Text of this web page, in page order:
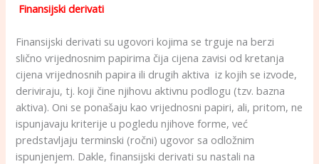
Finansijski derivati
Finansijski derivati su ugovori kojima se trguje na berzi
slično vrijednosnim papirima čija cijena zavisi od kretanja
cijena vrijednosnih papira ili drugih aktiva iz kojih se izvode,
deriviraju, tj. koji čine njihovu aktivnu podlogu (tzv. bazna
aktiva). Oni se ponašaju kao vrijednosni papiri, ali, pritom, ne
ispunjavaju kriterije u pogledu njihove forme, već
predstavljaju terminski (ročni) ugovor sa odložnim
ispunjenjem. Dakle, finansijski derivati su nastali na